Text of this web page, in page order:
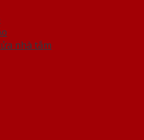
nhà tắm